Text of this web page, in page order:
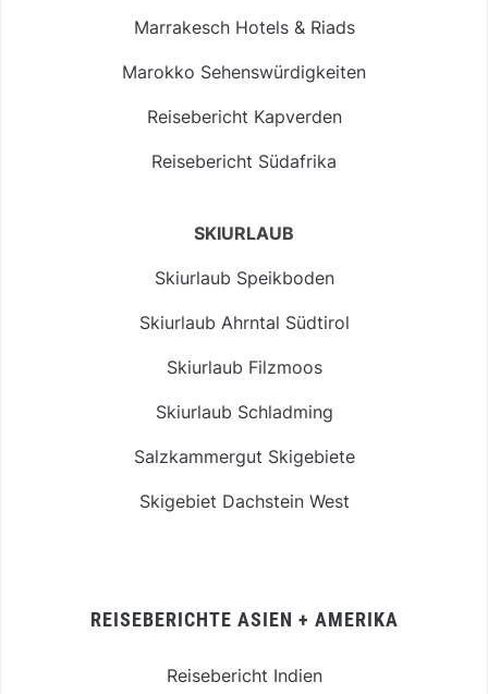
Marrakesch Hotels & Riads
Marokko Sehenswürdigkeiten
Reisebericht Kapverden
Reisebericht Südafrika
SKIURLAUB
Skiurlaub Speikboden
Skiurlaub Ahrntal Südtirol
Skiurlaub Filzmoos
Skiurlaub Schladming
Salzkammergut Skigebiete
Skigebiet Dachstein West
REISEBERICHTE ASIEN + AMERIKA
Reisebericht Indien